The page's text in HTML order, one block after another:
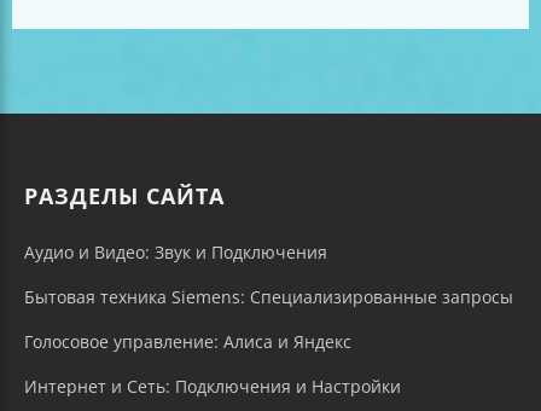
РАЗДЕЛЫ САЙТА
Аудио и Видео: Звук и Подключения
Бытовая техника Siemens: Специализированные запросы
Голосовое управление: Алиса и Яндекс
Интернет и Сеть: Подключения и Настройки